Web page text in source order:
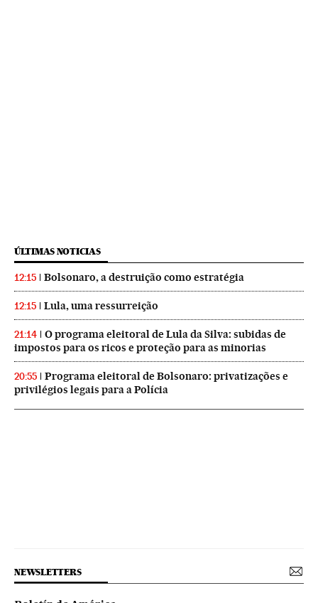
ÚLTIMAS NOTICIAS
12:15 Bolsonaro, a destruição como estratégia
12:15 Lula, uma ressurreição
21:14
O programa eleitoral de Lula da Silva: subidas de
impostos para os ricos e proteção para as minorias
20:55
Programa eleitoral de Bolsonaro: privatizações e
privilégios legais para a Polícia
NEWSLETTERS